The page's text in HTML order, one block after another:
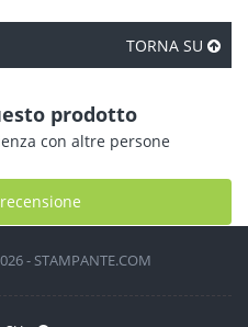
TORNA SU
prodotto
con altre persone
- STAMPANTE.COM